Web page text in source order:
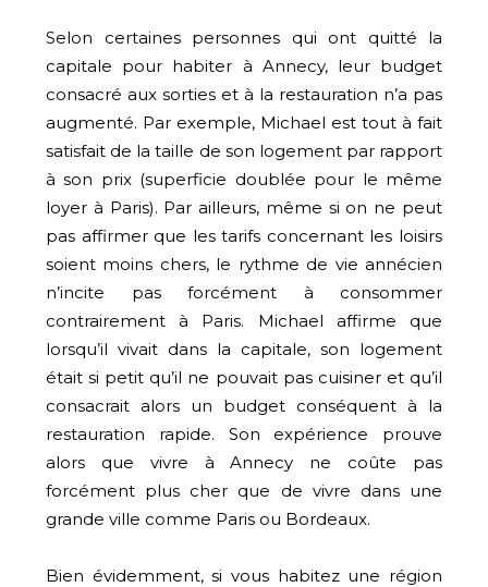
Selon certaines personnes qui ont quitté la
capitale pour habiter à Annecy, leur budget
consacré aux sorties et à la restauration n’a pas
augmenté. Par exemple, Michael est tout à fait
satisfait de la taille de son logement par rapport
à son prix (superficie doublée pour le même
loyer à Paris). Par ailleurs, même si on ne peut
pas affirmer que les tarifs concernant les loisirs
soient moins chers, le rythme de vie annécien
n’incite pas forcément à consommer
contrairement à Paris. Michael affirme que
lorsqu’il vivait dans la capitale, son logement
était si petit qu’il ne pouvait pas cuisiner et qu’il
consacrait alors un budget conséquent à la
restauration rapide. Son expérience prouve
alors que vivre à Annecy ne coûte pas
forcément plus cher que de vivre dans une
grande ville comme Paris ou Bordeaux.
Bien évidemment, si vous habitez une région